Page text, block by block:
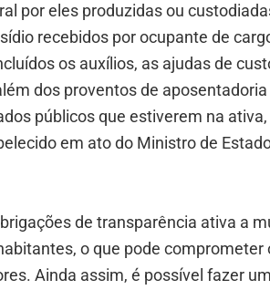
por eles produzidas ou
recebidos por ocupante de
os auxílios, as ajudas de
dos proventos de aposentadoria
públicos que estiverem na ativa,
em ato do Ministro de
de transparência ativa a
o que pode comprometer
Ainda assim, é possível fazer